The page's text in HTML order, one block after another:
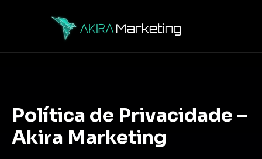
Política de Privacidade –
Akira Marketing